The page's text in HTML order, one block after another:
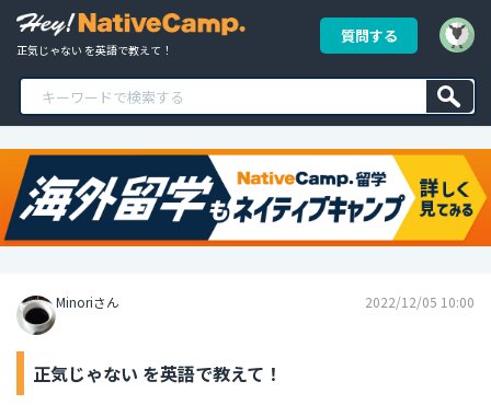
正気じゃない を英語で教えて！
質問する
Minoriさん 2022/12/05 10:00
正気じゃない を英語で教えて！